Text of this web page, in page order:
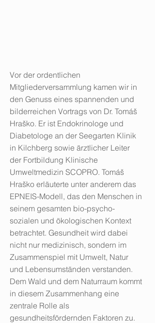
Vor der ordentlichen
Mitgliederversammlung kamen wir in
den Genuss eines spannenden und
bilderreichen Vortrags von Dr. Tomáš
Hraško. Er ist Endokrinologe und
Diabetologe an der Seegarten Klinik
in Kilchberg sowie ärztlicher Leiter
der Fortbildung Klinische
Umweltmedizin SCOPRO. Tomáš
Hraško erläuterte unter anderem das
EPNEIS-Modell, das den Menschen in
seinem gesamten bio-psycho-
sozialen und ökologischen Kontext
betrachtet. Gesundheit wird dabei
nicht nur medizinisch, sondern im
Zusammenspiel mit Umwelt, Natur
und Lebensumständen verstanden.
Dem Wald und dem Naturraum kommt
in diesem Zusammenhang eine
zentrale Rolle als
gesundheitsfördernden Faktoren zu.